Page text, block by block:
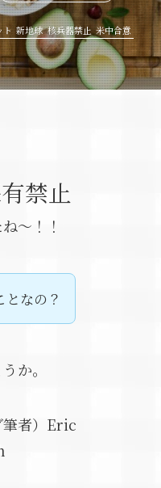
ト 新地球 核兵器禁止 米中合意
禁止
～！！
となの？
か。
筆者）Eric